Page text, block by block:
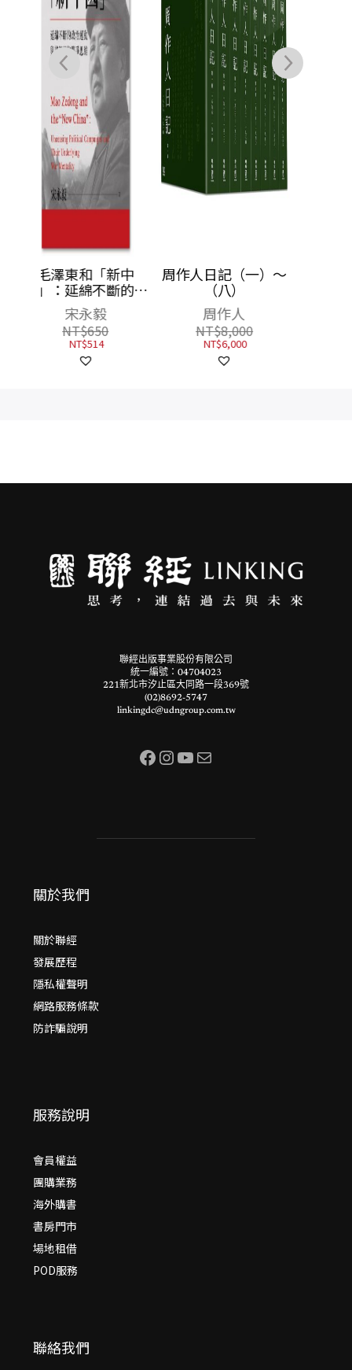
周作人日記（一）～
（八）
周作人
NT$8,000
NT$
聯經出版事業股份有限公司
統一編號：04704023
221新北市汐止區大同路一段369號
(02)8692-5747
linkingdc@udngroup.com.tw
Facebook InstagramYouTube 電子郵件
關於我們
關於聯經
發展歷程
隱私權聲明
網路服務條款
防詐騙說明
服務說明
會員權益
團購業務
海外購書
書房門市
場地租借
POD服務
聯絡我們